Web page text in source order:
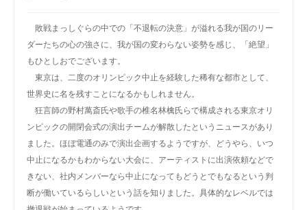
敗戦まっしぐらの中での「不退転の決意」が溢れる我が国のリー
ダーたちの心の強さに、我が国の変わらない姿勢を感じ、「絶望」
もひとしおでございます。
東京は、二度のオリンピック中止を経験した稀有な都市として、
世界史に名を残すことになるかもしれません。
狂言師の野村萬斎氏や歌手の椎名林檎氏らで構成される東京オリ
ンピックの開閉会式の演出チームが解散したというニュースがあり
ました。ほぼ電通のみで演出企画するようですが、どうやら、いつ
中止になるかもわからない大会に、アーティストに出演依頼などで
きない、社内メンバーなら中止になってもどうとでもなるという判
断が働いているらしいという話を知りました。具体的なレベルでは